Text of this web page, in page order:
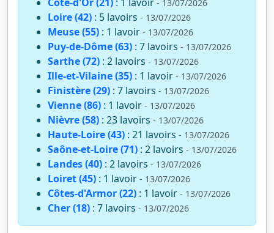
- 13/07/2026
Loire (42) : 5 lavoirs - 13/07/2026
Meuse (55) : 1 lavoir - 13/07/2026
Puy-de-Dôme (63) : 7 lavoirs - 13/07/2026
Sarthe (72) : 2 lavoirs - 13/07/2026
Ille-et-Vilaine (35) : 1 lavoir - 13/07/2026
Finistère (29) : 7 lavoirs - 13/07/2026
Vienne (86) : 1 lavoir - 13/07/2026
Nièvre (58) : 23 lavoirs - 13/07/2026
Haute-Loire (43) : 21 lavoirs - 13/07/2026
Saône-et-Loire (71) : 2 lavoirs - 13/07/2026
Landes (40) : 2 lavoirs - 13/07/2026
Loiret (45) : 1 lavoir - 13/07/2026
Côtes-d'Armor (22) : 1 lavoir - 13/07/2026
Cher (18) : 7 lavoirs - 13/07/2026